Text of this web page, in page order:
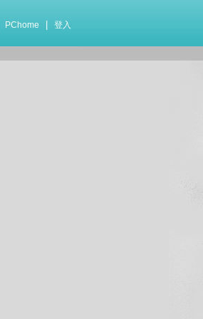
PChome 登入